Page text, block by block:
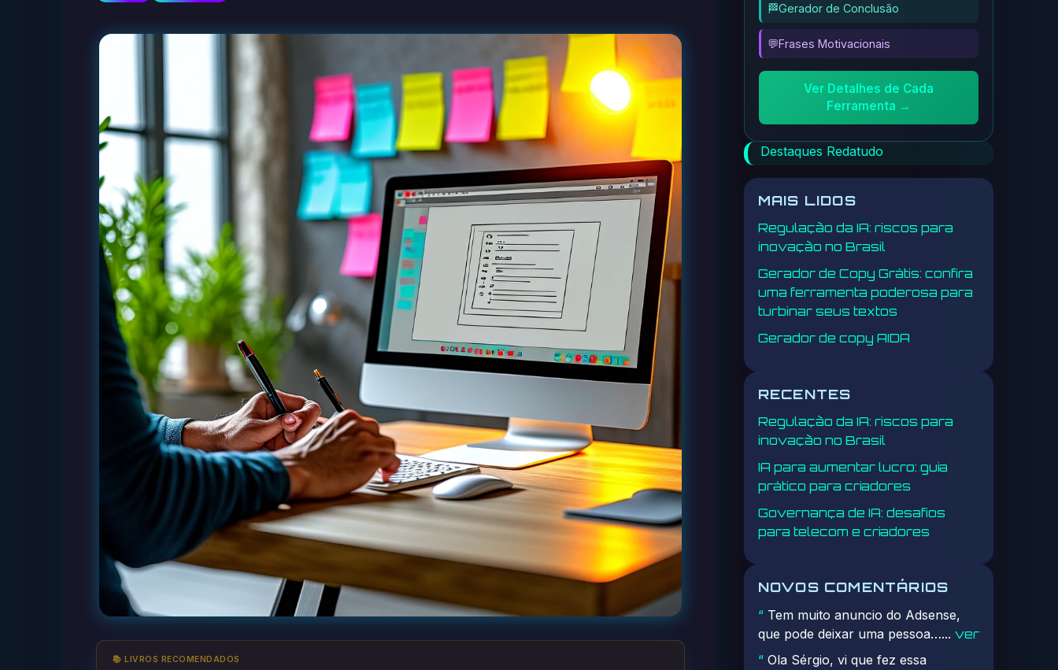
📚 LIVROS RECOMENDADOS
🏁Gerador de Conclusão
💬Frases Motivacionais
Ver Detalhes de Cada
Ferramenta →
Destaques Redatudo
MAIS LIDOS
Regulação da IA: riscos para
inovação no Brasil
Gerador de Copy Grátis: confira
uma ferramenta poderosa para
turbinar seus textos
Gerador de copy AIDA
RECENTES
Regulação da IA: riscos para
inovação no Brasil
IA para aumentar lucro: guia
prático para criadores
Governança de IA: desafios
para telecom e criadores
NOVOS COMENTÁRIOS
“Tem muito anuncio do Adsense,
que pode deixar uma pessoa…... ver
“Ola Sérgio, vi que fez essa